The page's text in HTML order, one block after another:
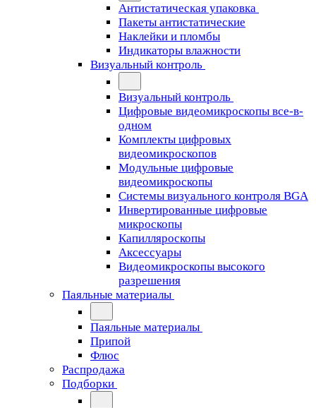
Антистатическая упаковка
Пакеты антистатические
Наклейки и пломбы
Индикаторы влажности
Визуальный контроль
Визуальный контроль
Цифровые видеомикроскопы все-в-
одном
Комплекты цифровых
видеомикроскопов
Модульные цифровые
видеомикроскопы
Cистемы визуального контроля BGA
Инвертированные цифровые
микроскопы
Капилляроскопы
Аксессуары
Видеомикроскопы высокого
разрешения
Паяльные материалы
Паяльные материалы
Припой
Флюс
Распродажа
Подборки